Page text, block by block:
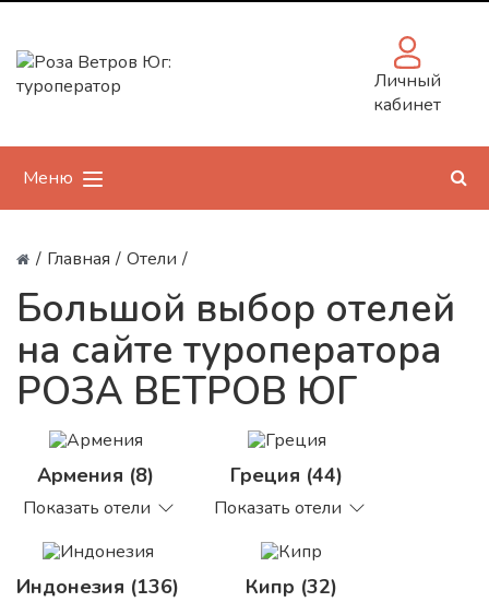
Личный
кабинет
Меню
/ Главная / Отели /
Большой выбор отелей
на сайте туроператора
РОЗА ВЕТРОВ ЮГ
Армения (8)
Показать отели
Греция (44)
Показать отели
Индонезия (136) Кипр (32)